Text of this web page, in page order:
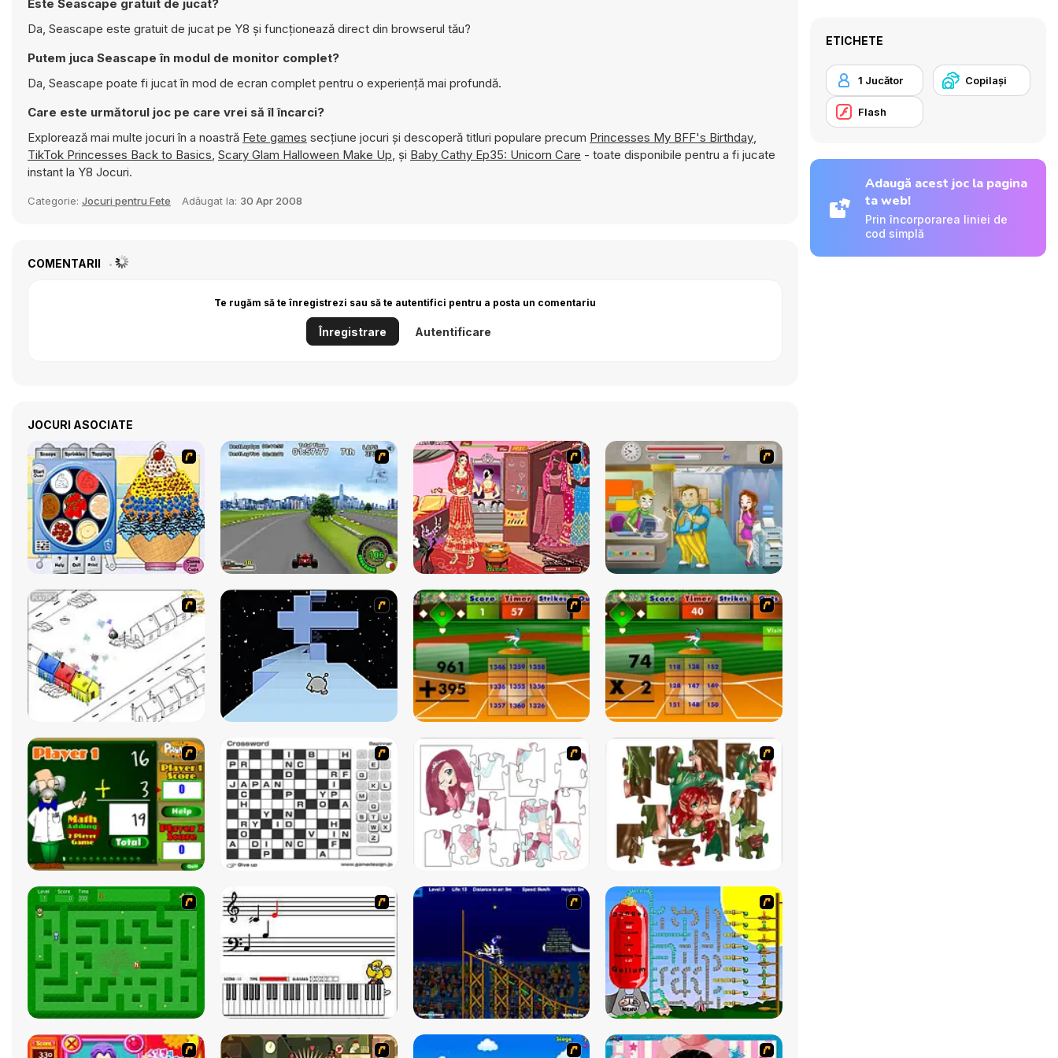
Este Seascape gratuit de jucat?
Da, Seascape este gratuit de jucat pe Y8 și funcționează direct din browserul tău?
Putem juca Seascape în modul de monitor complet?
Da, Seascape poate fi jucat în mod de ecran complet pentru o experiență mai profundă.
Care este următorul joc pe care vrei să îl încarci?
Explorează mai multe jocuri în a noastră Fete games secțiune jocuri și descoperă titluri populare precum Princesses My BFF's Birthday,
TikTok Princesses Back to Basics, Scary Glam Halloween Make Up, și Baby Cathy Ep35: Unicorn Care - toate disponibile pentru a fi jucate
instant la Y8 Jocuri.
Categorie: Jocuri pentru Fete Adăugat la: 30 Apr 2008
COMENTARII
Te rugăm să te înregistrezi sau să te autentifici pentru a posta un comentariu
Înregistrare Autentificare
JOCURI ASOCIATE
ETICHETE
1 Jucător Copilași
Flash
Adaugă acest joc la pagina
ta web!
Prin încorporarea liniei de
cod simplă